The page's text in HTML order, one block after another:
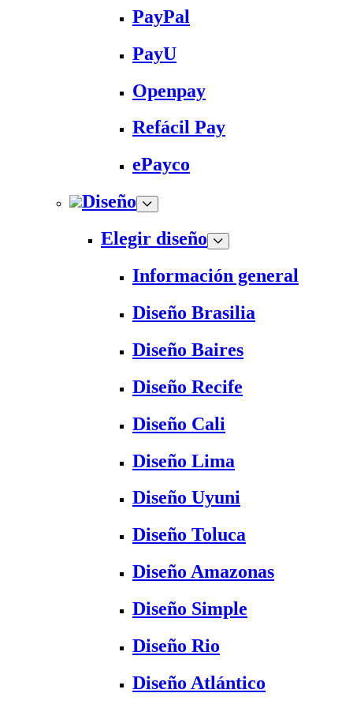
PayPal
PayU
Openpay
Refácil Pay
ePayco
Diseño
Elegir diseño
Información general
Diseño Brasilia
Diseño Baires
Diseño Recife
Diseño Cali
Diseño Lima
Diseño Uyuni
Diseño Toluca
Diseño Amazonas
Diseño Simple
Diseño Rio
Diseño Atlántico